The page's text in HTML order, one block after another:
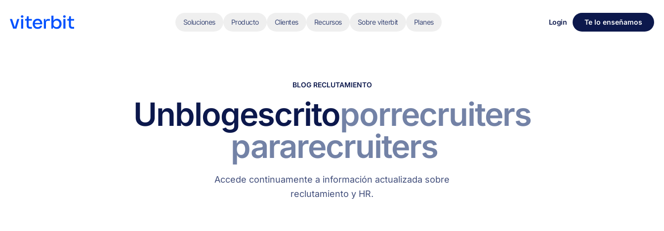
Login Te lo enseñamos
Soluciones Producto Clientes Recursos Sobre viterbit Planes
BLOG RECLUTAMIENTO
Unblogescritoporrecruiters
pararecruiters
Accede continuamente a información actualizada sobre
reclutamiento y HR.